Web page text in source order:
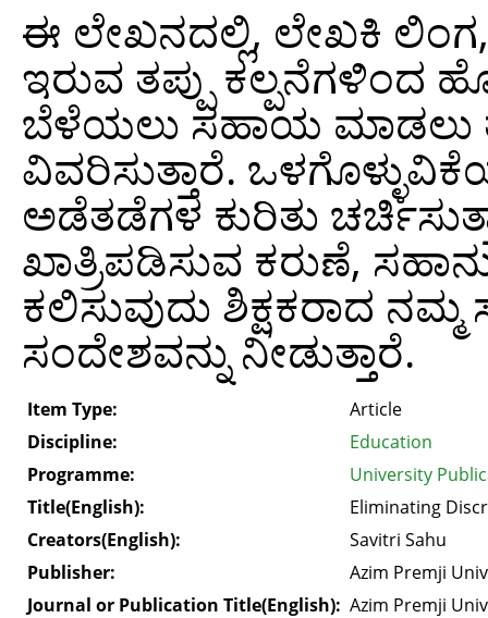
ಈ ಲೇಖನದಲ್ಲಿ, ಲೇಖಕಿ
ಇರುವ ತಪ್ಪು ಕಲ್ಪನೆಗಳಿಂದ
ಬೆಳೆಯಲು ಸಹಾಯ ಮಾಡಲು
ವಿವರಿಸುತ್ತಾರೆ.
ಅಡೆತಡೆಗಳ ಕುರಿತು
ಖಾತ್ರಿಪಡಿಸುವ ಕರುಣೆ,
ಕಲಿಸುವುದು ಶಿಕ್ಷಕರಾದ
ಸಂದೇಶವನ್ನು ನೀಡುತ್ತಾರೆ.
Item Type:
Article
Discipline:
Education
Programme:
University
Title(English):
Eliminating
Creators(English):
Savitri Sahu
Publisher:
Azim Premji
Journal or Publication Title(English): Azim Premji